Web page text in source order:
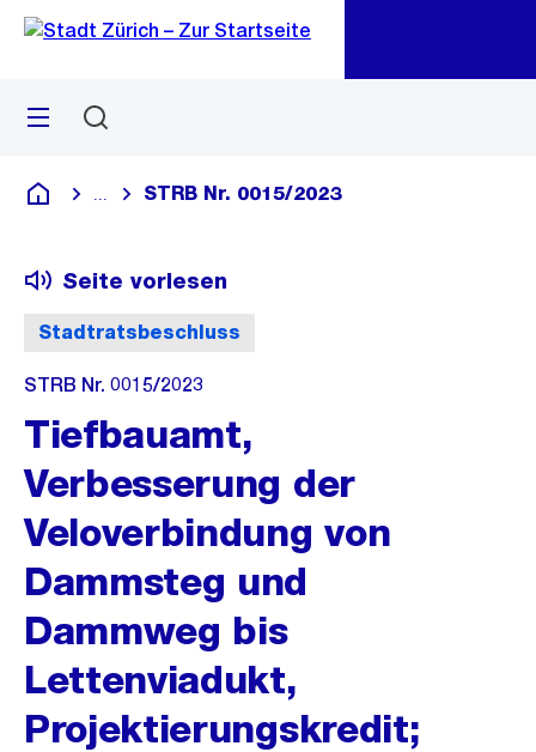
Navigation
Sprunglink
Menü
Deutsch
Blende alle Breadcrumbs ein
STRB Nr. 0015/2023
Stadtratsbeschluss
Seite vorlesen
STRB Nr. 0015/2023
Tiefbauamt,
Verbesserung der
Veloverbindung von
Dammsteg und
Dammweg bis
Lettenviadukt,
Projektierungskredit;